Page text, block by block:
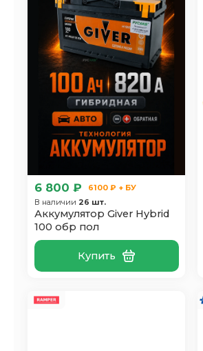
6 800 ₽
6100 ₽ + БУ
В наличии 26 шт.
Аккумулятор Giver Hybrid
100 обр пол
Купить